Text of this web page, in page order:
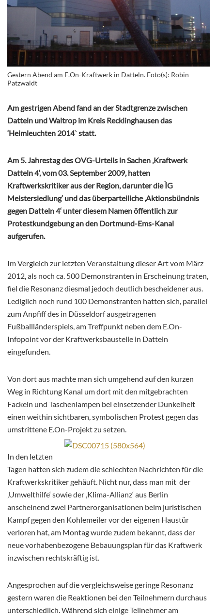
Gestern Abend am E.On-Kraftwerk in Datteln. Foto(s): Robin
Patzwaldt
Am gestrigen Abend fand an der Stadtgrenze zwischen
Datteln und Waltrop im Kreis Recklinghausen das
‘Heimleuchten 2014` statt.
Am 5. Jahrestag des OVG-Urteils in Sachen ‚Kraftwerk
Datteln 4‘, vom 03. September 2009, hatten
Kraftwerkskritiker aus der Region, darunter die ÌG
Meistersiedlung‘ und das überparteiliche ‚Aktionsbündnis
gegen Datteln 4‘ unter diesem Namen öffentlich zur
Protestkundgebung an den Dortmund-Ems-Kanal
aufgerufen.
Im Vergleich zur letzten Veranstaltung dieser Art vom März
2012, als noch ca. 500 Demonstranten in Erscheinung traten,
fiel die Resonanz diesmal jedoch deutlich bescheidener aus.
Lediglich noch rund 100 Demonstranten hatten sich, parallel
zum Anpfiff des in Düsseldorf ausgetragenen
Fußballländerspiels, am Treffpunkt neben dem E.On-
Infopoint vor der Kraftwerksbaustelle in Datteln
eingefunden.
Von dort aus machte man sich umgehend auf den kurzen
Weg in Richtung Kanal um dort mit den mitgebrachten
Fackeln und Taschenlampen bei einsetzender Dunkelheit
einen weithin sichtbaren, symbolischen Protest gegen das
umstrittene E.On-Projekt zu setzen.
In den letzten
Tagen hatten sich zudem die schlechten Nachrichten für die
Kraftwerkskritiker gehäuft. Nicht nur, dass man mit der
‚Umwelthilfe‘ sowie der ‚Klima-Allianz‘ aus Berlin
anscheinend zwei Partnerorganisationen beim juristischen
Kampf gegen den Kohlemeiler vor der eigenen Haustür
verloren hat, am Montag wurde zudem bekannt, dass der
neue vorhabenbezogene Bebauungsplan für das Kraftwerk
inzwischen rechtskräftig ist.
Angesprochen auf die vergleichsweise geringe Resonanz
gestern waren die Reaktionen bei den Teilnehmern durchaus
unterschiedlich. Während sich einige Teilnehmer am